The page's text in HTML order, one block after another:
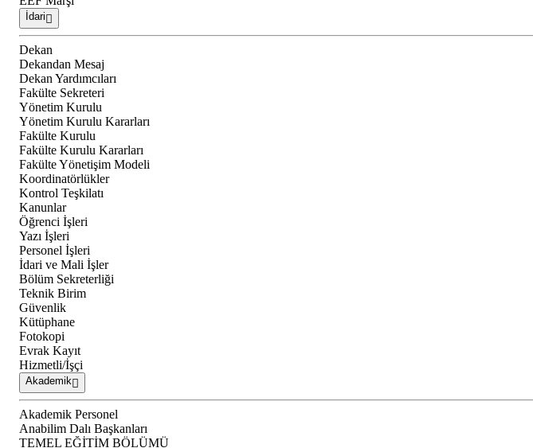
İdari
Dekan
Dekandan Mesaj
Dekan Yardımcıları
Fakülte Sekreteri
Yönetim Kurulu
Yönetim Kurulu Kararları
Fakülte Kurulu
Fakülte Kurulu Kararları
Fakülte Yönetişim Modeli
Koordinatörlükler
Kontrol Teşkilatı
Kanunlar
Öğrenci İşleri
Yazı İşleri
Personel İşleri
İdari ve Mali İşler
Bölüm Sekreterliği
Teknik Birim
Güvenlik
Kütüphane
Fotokopi
Evrak Kayıt
Hizmetli/İşçi
Akademik
Akademik Personel
Anabilim Dalı Başkanları
TEMEL EĞİTİM BÖLÜMÜ